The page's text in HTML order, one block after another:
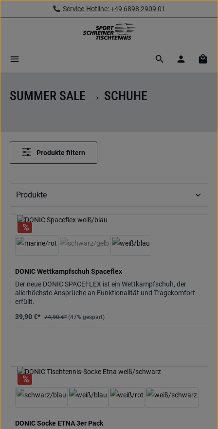
Zum Hauptinhalt springenService-Hotline: +49 6898 2909 01
SUMMER SALE → SCHUHE
Produkte filtern
DONIC Wettkampfschuh Spaceflex
Der neue DONIC SPACEFLEX ist ein Wettkampfschuh, der
allerhöchste Ansprüche an Funktionalität und Tragekomfort
erfüllt.
39,90 €* 74,90 €* (47% gespart)
DONIC Socke ETNA 3er Pack